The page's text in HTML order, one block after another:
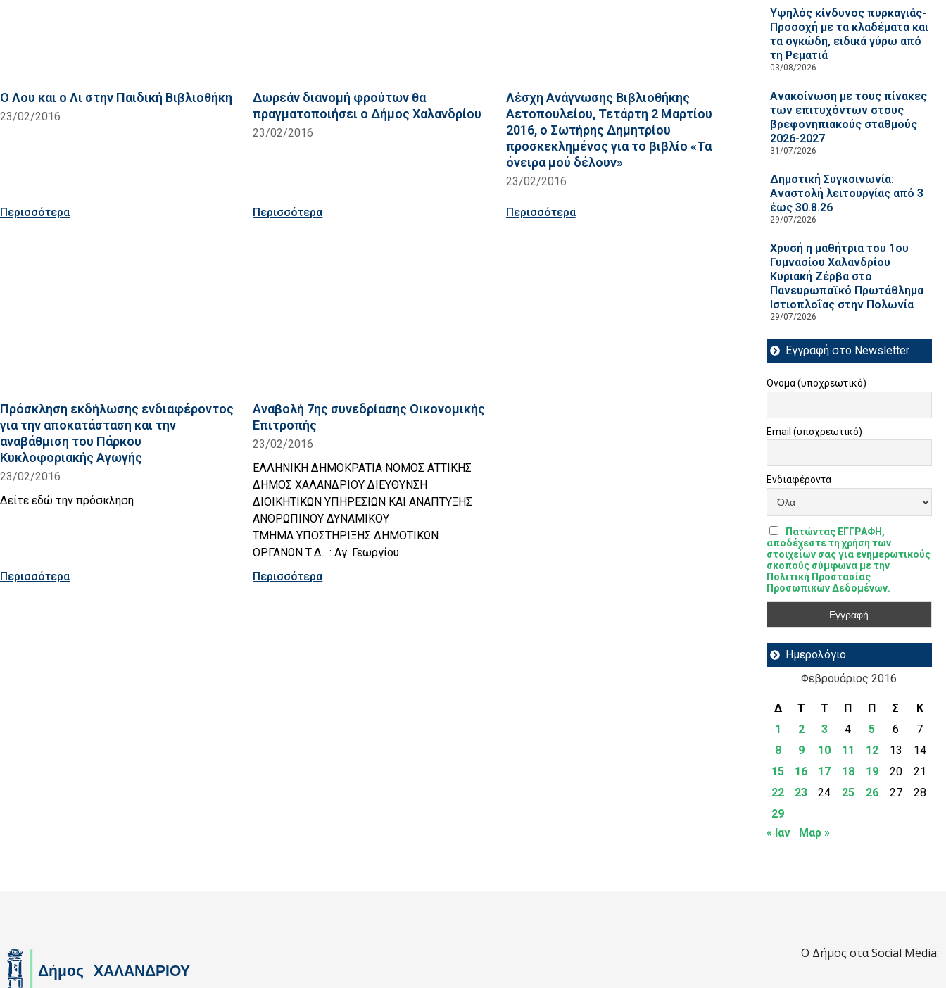
Ο Λου και ο Λι στην Παιδική Βιβλιοθήκη
23/02/2016
Περισσότερα
Δωρεάν διανομή φρούτων θα
πραγματοποιήσει ο Δήμος Χαλανδρίου
23/02/2016
Περισσότερα
Λέσχη Ανάγνωσης Βιβλιοθήκης
Αετοπουλείου, Τετάρτη 2 Μαρτίου
2016, ο Σωτήρης Δημητρίου
προσκεκλημένος για το βιβλίο «Τα
όνειρα μού δέλουν»
23/02/2016
Περισσότερα
Πρόσκληση εκδήλωσης ενδιαφέροντος
για την αποκατάσταση και την
αναβάθμιση του Πάρκου
Κυκλοφοριακής Αγωγής
23/02/2016
Δείτε εδώ την πρόσκληση
Περισσότερα
Αναβολή 7ης συνεδρίασης Οικονομικής
Επιτροπής
23/02/2016
ΕΛΛΗΝΙΚΗ ΔΗΜΟΚΡΑΤΙΑ ΝΟΜΟΣ ΑΤΤΙΚΗΣ
ΔΗΜΟΣ ΧΑΛΑΝΔΡΙΟΥ ΔΙΕΥΘΥΝΣΗ
ΔΙΟΙΚΗΤΙΚΩΝ ΥΠΗΡΕΣΙΩΝ ΚΑΙ ΑΝΑΠΤΥΞΗΣ
ΑΝΘΡΩΠΙΝΟΥ ΔΥΝΑΜΙΚΟΥ
ΤΜΗΜΑ ΥΠΟΣΤΗΡΙΞΗΣ ΔΗΜΟΤΙΚΩΝ
ΟΡΓΑΝΩΝ Τ.Δ. : Αγ. Γεωργίου
Περισσότερα
Υψηλός κίνδυνος πυρκαγιάς-
Προσοχή με τα κλαδέματα και
τα ογκώδη, ειδικά γύρω από
τη Ρεματιά
03/08/2026
Ανακοίνωση με τους πίνακες
των επιτυχόντων στους
βρεφονηπιακούς σταθμούς
2026-2027
31/07/2026
Δημοτική Συγκοινωνία:
Αναστολή λειτουργίας από 3
έως 30.8.26
29/07/2026
Χρυσή η μαθήτρια του 1ου
Γυμνασίου Χαλανδρίου
Κυριακή Ζέρβα στο
Πανευρωπαϊκό Πρωτάθλημα
Ιστιοπλοΐας στην Πολωνία
29/07/2026
Εγγραφή στο Newsletter
Όνομα (υποχρεωτικό)
Email (υποχρεωτικό)
Ενδιαφέροντα
Πατώντας ΕΓΓΡΑΦΗ,
αποδέχεστε τη χρήση των
στοιχείων σας για ενημερωτικούς
σκοπούς σύμφωνα με την
Πολιτική Προστασίας
Προσωπικών Δεδομένων.
Ημερολόγιο
Φεβρουάριος 2016
Δ Τ Τ Π Π Σ
Κ
1
2 3 4 5 6
7
8
9 10 11 12 13
14
15
16 17 18 19 20
21
22
23 24 25 26 27
28
29
« Ιαν
Μαρ »
Ο Δήμος στα Social Media: